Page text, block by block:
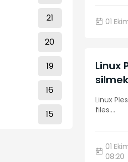
21
20
19
16
15
01
Linux
Linux
files....
01
08:20